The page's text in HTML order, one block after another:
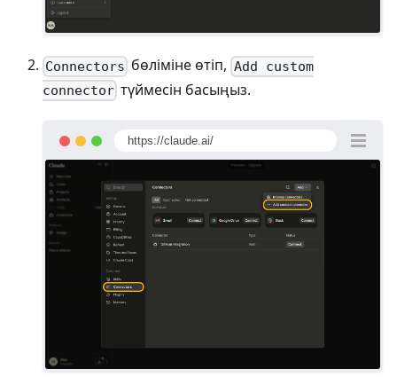
Connectors бөліміне өтіп, Add custom
connector түймесін басыңыз.
https://claude.ai/